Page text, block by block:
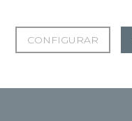
CONFIGURAR